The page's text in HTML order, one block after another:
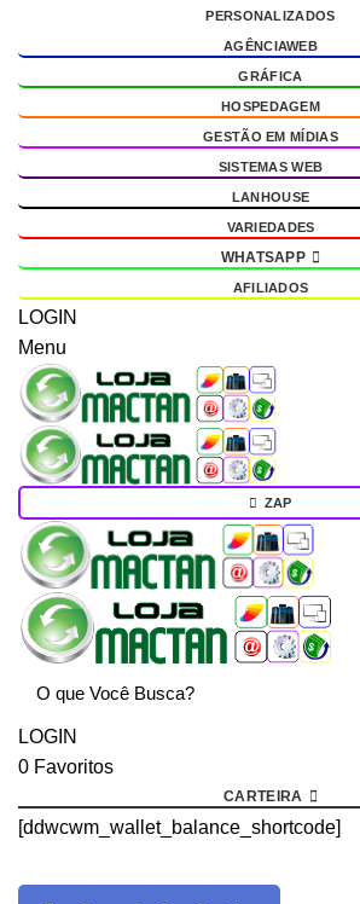
PERSONALIZADOS
AGÊNCIAWEB
GRÁFICA
HOSPEDAGEM
GESTÃO EM MÍDIAS
SISTEMAS WEB
LANHOUSE
VARIEDADES
WHATSAPP
AFILIADOS
LOGIN
Menu
ZAP
LOGIN
0 Favoritos
CARTEIRA
[ddwcwm_wallet_balance_shortcode]